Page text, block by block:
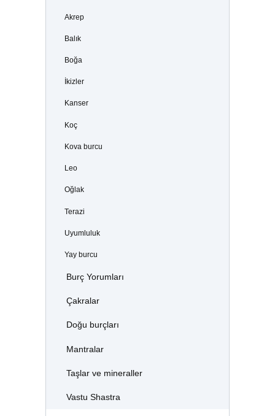
Akrep
Balık
Boğa
İkizler
Kanser
Koç
Kova burcu
Leo
Oğlak
Terazi
Uyumluluk
Yay burcu
Burç Yorumları
Çakralar
Doğu burçları
Mantralar
Taşlar ve mineraller
Vastu Shastra